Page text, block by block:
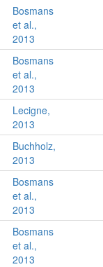
Bosmans
et al.,
2013
Bosmans
et al.,
2013
Lecigne,
2013
Buchholz,
2013
Bosmans
et al.,
2013
Bosmans
et al.,
2013